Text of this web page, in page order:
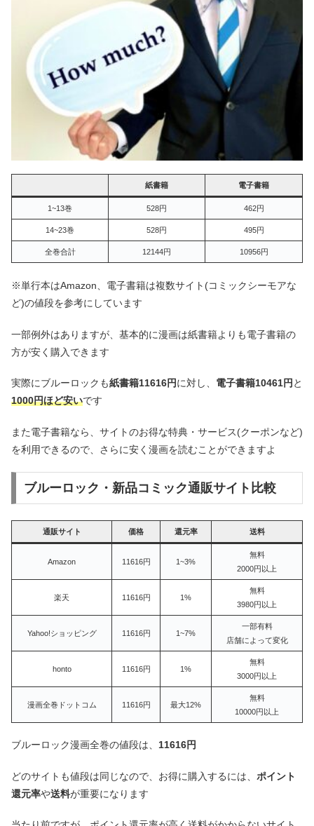
紙書籍 電子書籍
1~13巻 528円 462円
14~23巻 528円 495円
全巻合計 12144円 10956円
※単行本はAmazon、電子書籍は複数サイト(コミックシーモアな
ど)の値段を参考にしています
一部例外はありますが、基本的に漫画は紙書籍よりも電子書籍の
方が安く購入できます
実際にブルーロックも紙書籍11616円に対し、 電子書籍10461円 と
1000円ほど安いです
また電子書籍なら、サイトのお得な特典・サービス(クーポンなど)
を利用できるので、さらに安く漫画を読むことができますよ
ブルーロック・新品コミック通販サイト比較
通販サイト 価格 還元率 送料
Amazon 11616円 1~3%
無料
2000円以上
楽天 11616円 1%
無料
3980円以上
Yahoo!ショッピング 11616円 1~7%
一部有料
店舗によって変化
honto 11616円 1%
無料
3000円以上
漫画全巻ドットコム 11616円 最大12%
無料
10000円以上
ブルーロック漫画全巻の値段は、 11616円
どのサイトも値段は同じなので、お得に購入するには、 ポイント
還元率や送料が重要になります